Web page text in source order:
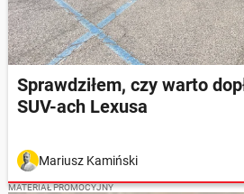
Sprawdziłem, czy warto
SUV-ach Lexusa
Mariusz Kamiński
MATERIAŁ PROMOCYJNY